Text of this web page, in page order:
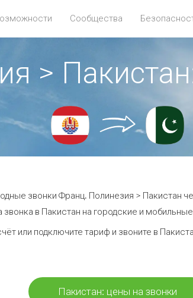
Сообщества
>
звонки Франц. Полинезия > Пакистан
звонка в Пакистан на городские и
или подключите тариф и звоните в
Пакистан: цены на звонки